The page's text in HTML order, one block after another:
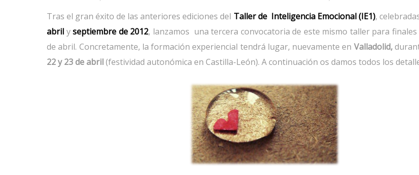
Tras el gran éxito de las anteriores ediciones del Taller de Inteligencia Emocional (IE1),
abril yseptiembre de 2012, lanzamos una tercera convocatoria de este mismo taller para
de abril. Concretamente, la formación experiencial tendrá lugar, nuevamente en Valladolid,
22 y 23 de abril(festividad autonómica en Castilla-León). A continuación os damos todos los